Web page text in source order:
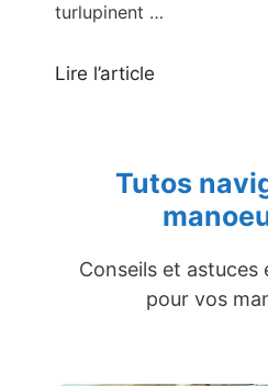
turlupinent …
Lire l’article
Tutos
Conseils et astuces
pour vos